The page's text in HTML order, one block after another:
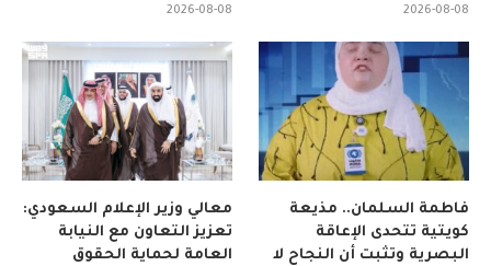
2026-08-08 2026-08-08
معالي وزير الإعلام السعودي:
تعزيز التعاون مع النيابة
العامة لحماية الحقوق
فاطمة السلمان.. مذيعة
كويتية تتحدى الإعاقة
البصرية وتثبت أن النجاح لا